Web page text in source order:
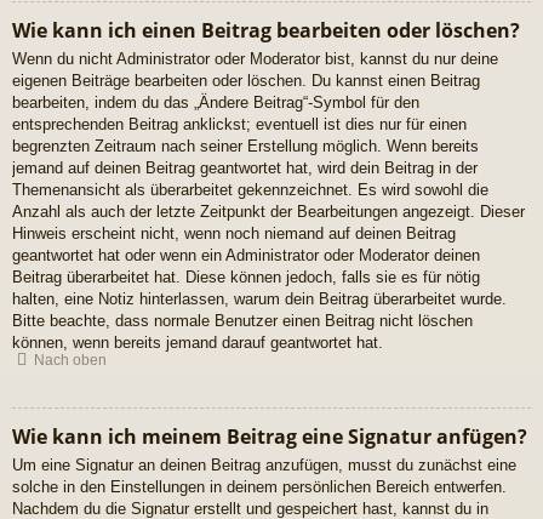
Wie kann ich einen Beitrag bearbeiten oder löschen?
Wenn du nicht Administrator oder Moderator bist, kannst du nur deine
eigenen Beiträge bearbeiten oder löschen. Du kannst einen Beitrag
bearbeiten, indem du das „Ändere Beitrag“-Symbol für den
entsprechenden Beitrag anklickst; eventuell ist dies nur für einen
begrenzten Zeitraum nach seiner Erstellung möglich. Wenn bereits
jemand auf deinen Beitrag geantwortet hat, wird dein Beitrag in der
Themenansicht als überarbeitet gekennzeichnet. Es wird sowohl die
Anzahl als auch der letzte Zeitpunkt der Bearbeitungen angezeigt. Dieser
Hinweis erscheint nicht, wenn noch niemand auf deinen Beitrag
geantwortet hat oder wenn ein Administrator oder Moderator deinen
Beitrag überarbeitet hat. Diese können jedoch, falls sie es für nötig
halten, eine Notiz hinterlassen, warum dein Beitrag überarbeitet wurde.
Bitte beachte, dass normale Benutzer einen Beitrag nicht löschen
können, wenn bereits jemand darauf geantwortet hat.
Nach oben
Wie kann ich meinem Beitrag eine Signatur anfügen?
Um eine Signatur an deinen Beitrag anzufügen, musst du zunächst eine
solche in den Einstellungen in deinem persönlichen Bereich entwerfen.
Nachdem du die Signatur erstellt und gespeichert hast, kannst du in